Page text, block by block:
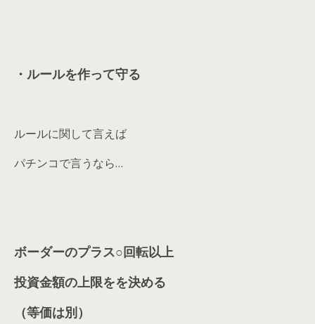
・ルールを作って守る
ルールに関して言えば
パチンコで言うなら…
ボーダーのプラス○回転以上
投資金額の上限をを決める
（等価は別）